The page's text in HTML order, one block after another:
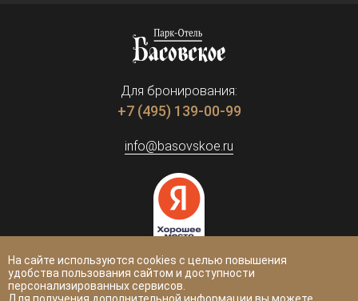
Для бронирования:
+7 (495) 139-00-99
info@basovskoe.ru
Тверская область, Кимрский район,
На сайте используются cookies с целью повышения
удобства пользования сайтом и доступности
персонализированных сервисов.